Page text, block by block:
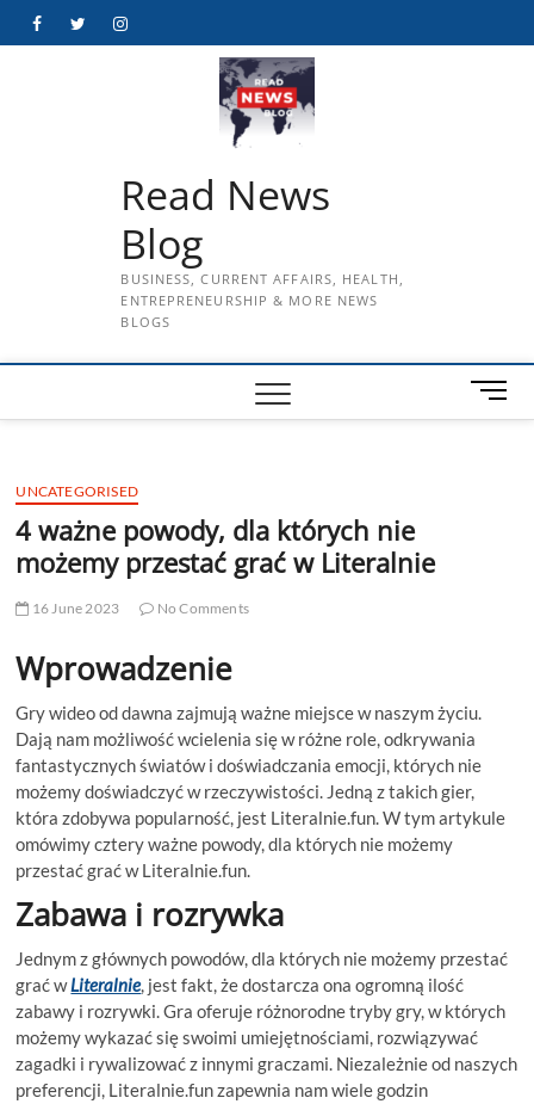
FacebookTwitterInstagram
Read News
Blog
BUSINESS, CURRENT AFFAIRS, HEALTH,
ENTREPRENEURSHIP & MORE NEWS
BLOGS
M
e
UNCATEGORISED
4 ważne powody, dla których nie
możemy przestać grać w Literalnie
16 June 2023 No Comments
Wprowadzenie
Gry wideo od dawna zajmują ważne miejsce w naszym życiu.
Dają nam możliwość wcielenia się w różne role, odkrywania
fantastycznych światów i doświadczania emocji, których nie
możemy doświadczyć w rzeczywistości. Jedną z takich gier,
która zdobywa popularność, jest Literalnie.fun. W tym artykule
omówimy cztery ważne powody, dla których nie możemy
przestać grać w Literalnie.fun.
Zabawa i rozrywka
Jednym z głównych powodów, dla których nie możemy przestać
grać wLiteralnie, jest fakt, że dostarcza ona ogromną ilość
zabawy i rozrywki. Gra oferuje różnorodne tryby gry, w których
możemy wykazać się swoimi umiejętnościami, rozwiązywać
zagadki i rywalizować z innymi graczami. Niezależnie od naszych
preferencji, Literalnie.fun zapewnia nam wiele godzin